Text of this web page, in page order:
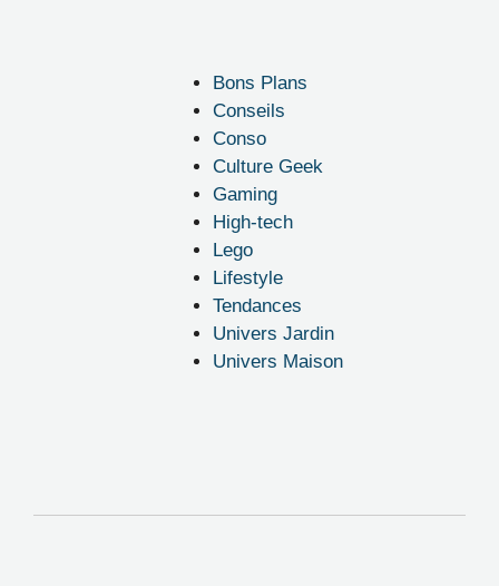
Bons Plans
Conseils
Conso
Culture Geek
Gaming
High-tech
Lego
Lifestyle
Tendances
Univers Jardin
Univers Maison